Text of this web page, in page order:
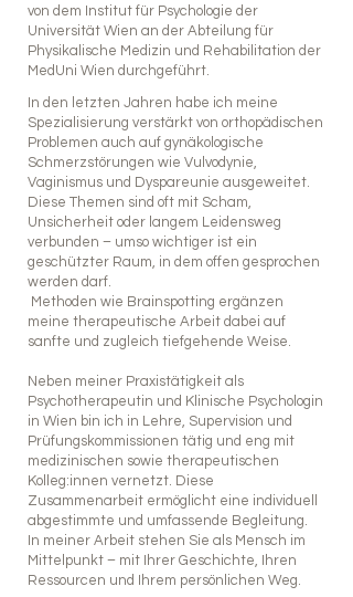
von dem Institut für Psychologie der
Universität Wien an der Abteilung für
Physikalische Medizin und Rehabilitation der
MedUni Wien durchgeführt.
In den letzten Jahren habe ich meine
Spezialisierung verstärkt von orthopädischen
Problemen auch auf gynäkologische
Schmerzstörungen wie Vulvodynie,
Vaginismus und Dyspareunie ausgeweitet.
Diese Themen sind oft mit Scham,
Unsicherheit oder langem Leidensweg
verbunden – umso wichtiger ist ein
geschützter Raum, in dem offen gesprochen
werden darf.
Methoden wie Brainspotting ergänzen
meine therapeutische Arbeit dabei auf
sanfte und zugleich tiefgehende Weise.
Neben meiner Praxistätigkeit als
Psychotherapeutin und Klinische Psychologin
in Wien bin ich in Lehre, Supervision und
Prüfungskommissionen tätig und eng mit
medizinischen sowie therapeutischen
Kolleg:innen vernetzt. Diese
Zusammenarbeit ermöglicht eine individuell
abgestimmte und umfassende Begleitung.
In meiner Arbeit stehen Sie als Mensch im
Mittelpunkt – mit Ihrer Geschichte, Ihren
Ressourcen und Ihrem persönlichen Weg.